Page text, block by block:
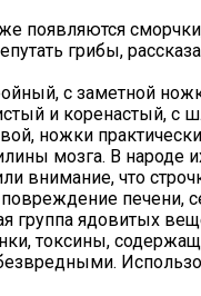
появляются
грибы,
с заметной
и коренастый, с
ножки
мозга. В народе
внимание, что
печени,
группа ядовитых
токсины,
безвредными.